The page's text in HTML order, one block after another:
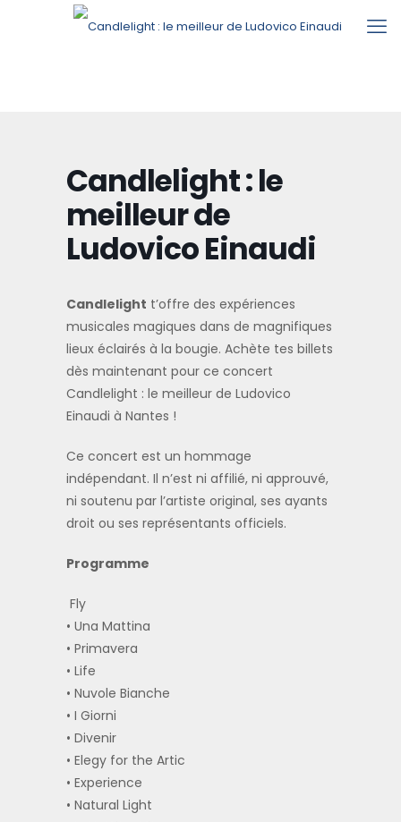
Candlelight : le
meilleur de
Ludovico Einaudi
Candlelight t’offre des expériences
musicales magiques dans de magnifiques
lieux éclairés à la bougie. Achète tes billets
dès maintenant pour ce concert
Candlelight : le meilleur de Ludovico
Einaudi à Nantes !
Ce concert est un hommage
indépendant. Il n’est ni affilié, ni approuvé,
ni soutenu par l’artiste original, ses ayants
droit ou ses représentants officiels.
Programme
⁠Fly
•⁠ ⁠⁠Una Mattina
•⁠ ⁠⁠Primavera
•⁠ ⁠⁠Life
•⁠ ⁠⁠Nuvole Bianche
•⁠ ⁠⁠I Giorni
•⁠ ⁠⁠Divenir
•⁠ ⁠⁠Elegy for the Artic
•⁠ ⁠⁠Experience
•⁠ ⁠⁠Natural Light